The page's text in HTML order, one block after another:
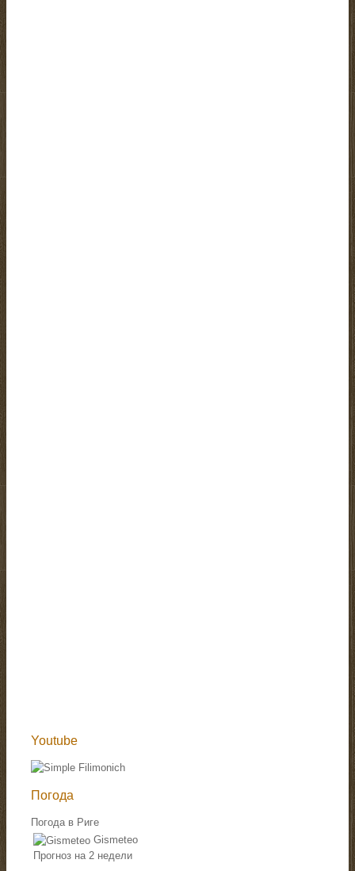
Youtube
Погода
Погода в Риге
Gismeteo
Прогноз на 2 недели